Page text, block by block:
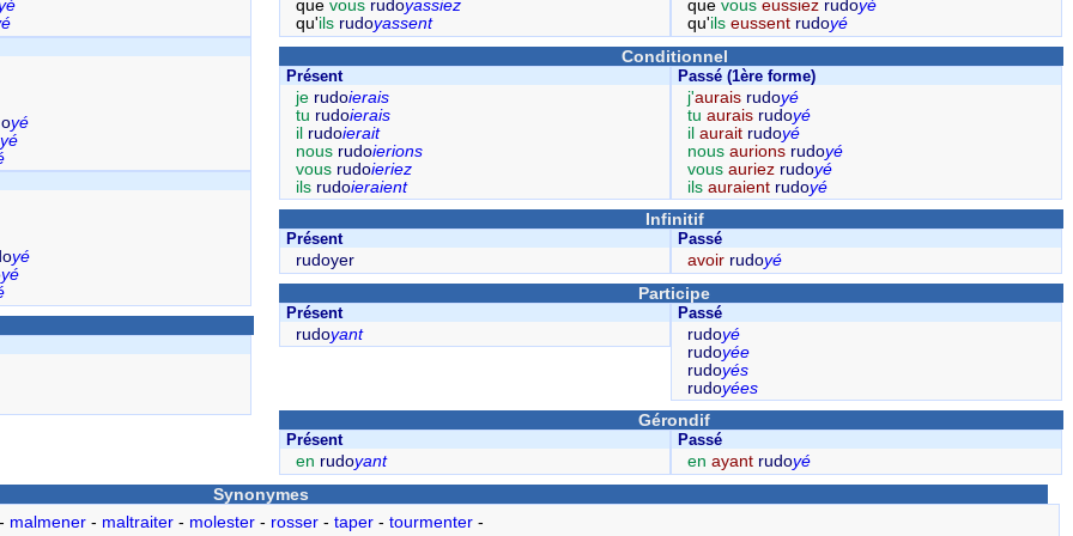
yé
yé
yé
yé
quevous rudoyassiez
qu'ils rudoyassent
quevouseussiez rudoyé
qu'ilseussent rudoyé
Conditionnel
Présent
je rudoierais
tu rudoierais
il rudoierait
nous rudoierions
vous rudoieriez
ils rudoieraient
Passé (1ère forme)
j'aurais rudoyé
tuaurais rudoyé
ilaurait rudoyé
nousaurions rudoyé
vousauriez rudoyé
ilsauraient rudoyé
Infinitif
Présent
rudoyer
Passé
avoir rudoyé
Participe
Présent
rudoyant
Passé
rudoyé
rudoyée
rudoyés
rudoyées
Gérondif
Présent
en rudoyant
Passé
enayant rudoyé
Synonymes
malmener- maltraiter- molester- rosser- taper- tourmenter-